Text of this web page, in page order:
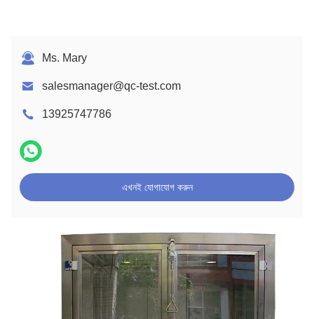
Ms. Mary
salesmanager@qc-test.com
13925747786
এখনই যোগাযোগ করুন